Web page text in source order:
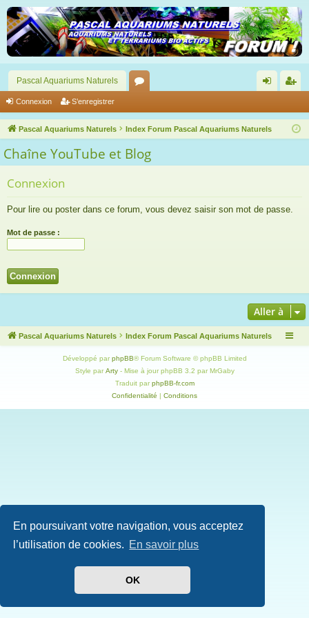
En poursuivant votre navigation, vous acceptez
l’utilisation de cookies. En savoir plus
OK
Pascal Aquariums Naturels
u
s
ne
on
nr
ist
Connexion S’enregistrer
Pascal Aquariums Naturels Index Forum Pascal Aquariums Naturels
Chaîne YouTube et Blog
Connexion
Pour lire ou poster dans ce forum, vous devez saisir son mot de passe.
Mot de passe :
Aller à
Pascal Aquariums Naturels Index Forum Pascal Aquariums Naturels
Développé par phpBB® Forum Software © phpBB Limited
Style parArty- Mise à jour phpBB 3.2 par MrGaby
Traduit par phpBB-fr.com
Confidentialité | Conditions